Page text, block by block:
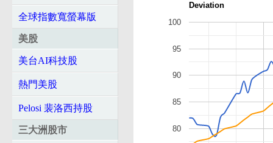
全球指數寬螢幕版
美股
美台AI科技股
熱門美股
Pelosi 裴洛西持股
三大洲股市
Deviation
80
85
90
95
100